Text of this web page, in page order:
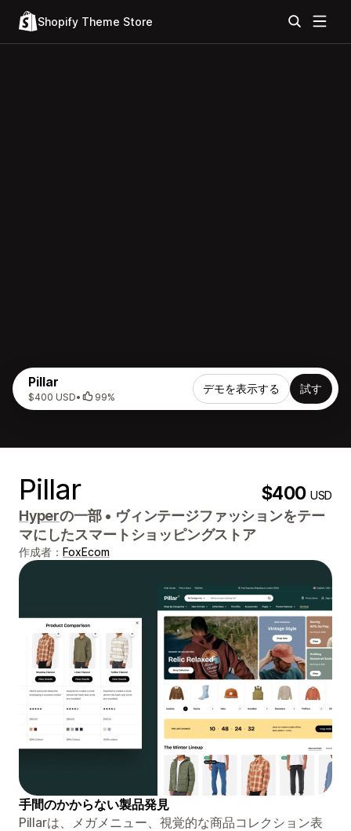
Shopify Theme Store
Pillar
$400 USD• 99%
デモを表示する 試す
Pillar $400USD
Hyperの一部 • ヴィンテージファッションをテー
マにしたスマートショッピングストア
作成者： FoxEcom
手間のかからない製品発見
Pillarは、メガメニュー、視覚的な商品コレクション表